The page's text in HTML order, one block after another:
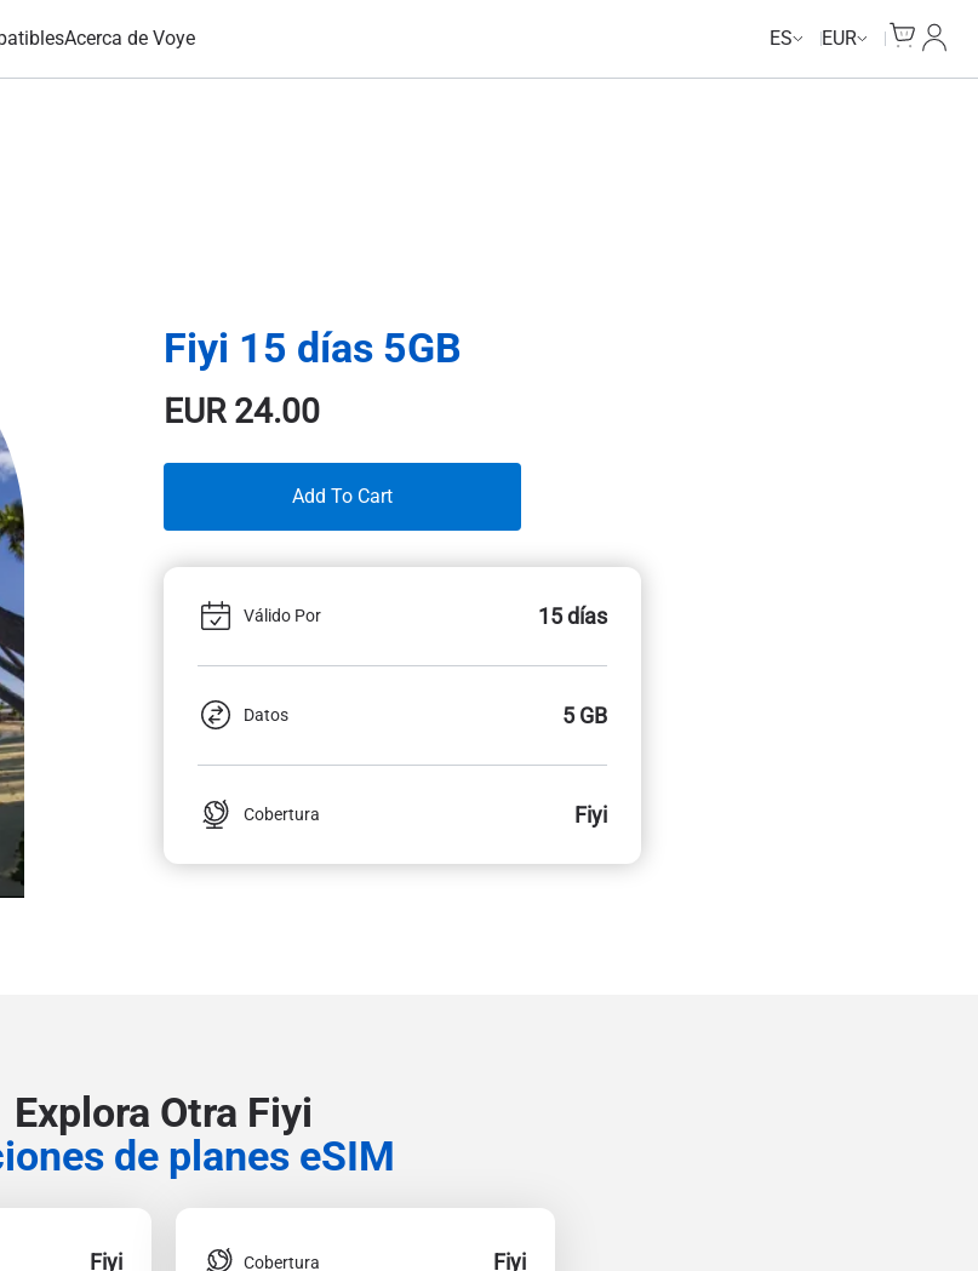
Acerca de Voye ES EUR
Mi
Fiyi 15 días 5GB
EUR24.00
Add To Cart
Válido Por 15 días
Datos 5 GB
Cobertura Fiyi
Explora Otra Fiyi
de planes eSIM
Fiyi Cobertura Fiyi